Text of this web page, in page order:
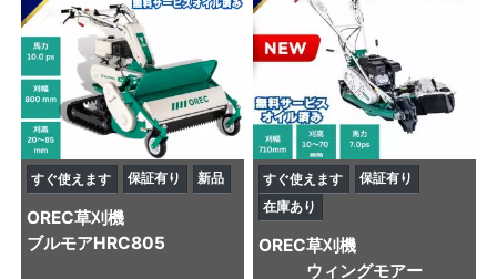
すぐ使えます 保証有り 新品
OREC草刈機
ブルモアHRC805
すぐ使えます
保証有り
在庫あり
OREC草刈機
ウィングモアー